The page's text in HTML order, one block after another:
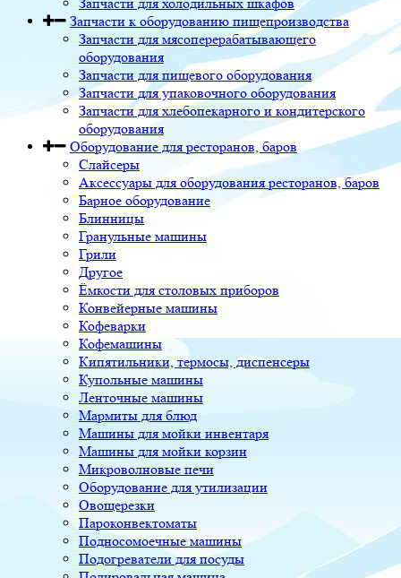
Запчасти к оборудованию пищепроизводства
Запчасти для мясоперерабатывающего
оборудования
Запчасти для пищевого оборудования
Запчасти для упаковочного оборудования
Запчасти для хлебопекарного и кондитерского
оборудования
Оборудование для ресторанов, баров
Слайсеры
Аксессуары для оборудования ресторанов, баров
Барное оборудование
Блинницы
Гранульные машины
Грили
Другое
Ёмкости для столовых приборов
Конвейерные машины
Кофеварки
Кофемашины
Кипятильники, термосы, диспенсеры
Купольные машины
Ленточные машины
Мармиты для блюд
Машины для мойки инвентаря
Машины для мойки корзин
Микроволновые печи
Оборудование для утилизации
Овощерезки
Пароконвектоматы
Подносомоечные машины
Подогреватели для посуды